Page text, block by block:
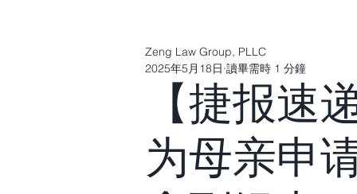
【捷报速
为母亲申
Zeng Law Group, PLLC
2025年5月18日 讀畢需時 1 分鐘